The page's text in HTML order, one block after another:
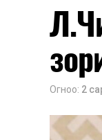
Огноо: 2